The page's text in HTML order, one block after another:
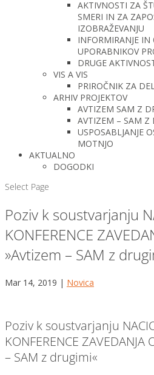
AKTIVNOSTI ZA
SMERI IN ZA
IZOBRAŽEVANJU
INFORMIRANJE IN
UPORABNIKOV
DRUGE
VIS A VIS
PRIROČNIK ZA
ARHIV PROJEKTOV
AVTIZEM SAM Z
AVTIZEM – SAM Z
USPOSABLJANJE
MOTNJO
AKTUALNO
DOGODKI
Select Page
Poziv k soustvarjanju
KONFERENCE
»Avtizem – SAM z
Mar 14, 2019 | Novica
Poziv k soustvarjanju
KONFERENCE
– SAM z drugimi«